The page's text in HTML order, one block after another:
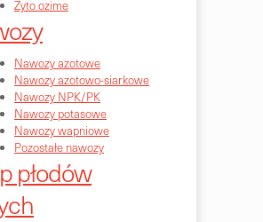
Żyto ozime
Nawozy azotowe
Nawozy azotowo-siarkowe
Nawozy NPK/PK
Nawozy potasowe
Nawozy wapniowe
Pozostałe nawozy
płodów